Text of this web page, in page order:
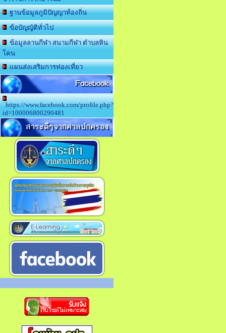
ฐานข้อมูลภูมิปัญญาท้องถิ่น
ข้อบัญญัติทั่วไป
ข้อมูลลานกีฬา สนามกีฬา ตำบลหิน
โคน
แผนส่งเสริมการท่องเที่ยว
Facebook
https://www.facebook.com/profile.php?
id=100006800290481
สาระดีๆจากศาลปกครอง